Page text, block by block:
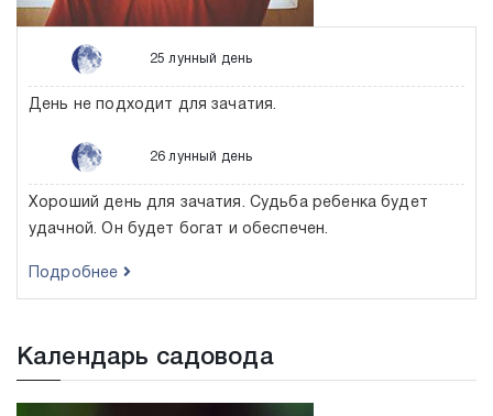
25 лунный день
День не подходит для зачатия.
26 лунный день
Хороший день для зачатия. Судьба ребенка будет
удачной. Он будет богат и обеспечен.
Подробнее
Календарь садовода